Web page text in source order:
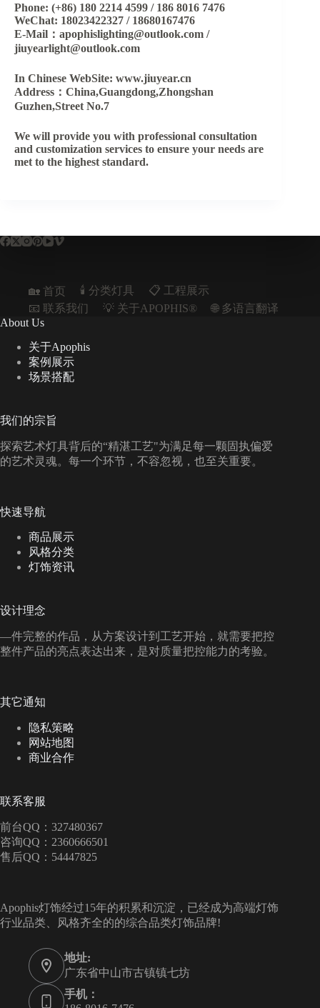
Phone: (+86) 180 2214 4599 / 186 8016 7476
WeChat: 18023422327 / 18680167476
E-Mail：apophislighting@outlook.com /
jiuyearlight@outlook.com
In Chinese WebSite: www.jiuyear.cn
Address：China,Guangdong,Zhongshan
Guzhen,Street No.7
We will provide you with professional consultation
and customization services to ensure your needs are
met to the highest standard.
🏡 首页 🕯️ 分类灯具
📋︎ 工程展示
📧 联系我们
💡 关于APOPHIS®
🌐 多语言翻译
About Us
关于Apophis
案例展示
场景搭配
我们的宗旨
探索艺术灯具背后的“精湛工艺"为满足每一颗固执偏爱
的艺术灵魂。每一个环节，不容忽视，也至关重要。
快速导航
商品展示
风格分类
灯饰资讯
设计理念
—件完整的作品，从方案设计到工艺开始，就需要把控
整件产品的亮点表达出来，是对质量把控能力的考验。
其它通知
隐私策略
网站地图
商业合作
联系客服
前台QQ：327480367
咨询QQ：2360666501
售后QQ：54447825
Apophis灯饰经过15年的积累和沉淀，已经成为高端灯饰
行业品类、风格齐全的的综合品类灯饰品牌!
地址:
广东省中山市古镇镇七坊
手机：